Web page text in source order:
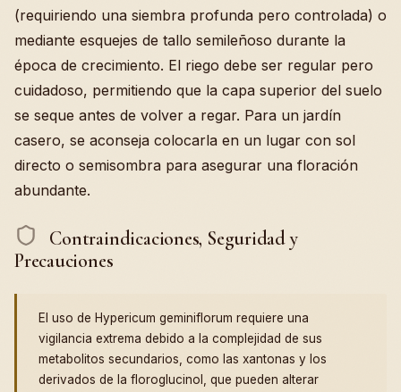
(requiriendo una siembra profunda pero controlada) o
mediante esquejes de tallo semileñoso durante la
época de crecimiento. El riego debe ser regular pero
cuidadoso, permitiendo que la capa superior del suelo
se seque antes de volver a regar. Para un jardín
casero, se aconseja colocarla en un lugar con sol
directo o semisombra para asegurar una floración
abundante.
Contraindicaciones, Seguridad y
Precauciones
El uso de Hypericum geminiflorum requiere una
vigilancia extrema debido a la complejidad de sus
metabolitos secundarios, como las xantonas y los
derivados de la floroglucinol, que pueden alterar